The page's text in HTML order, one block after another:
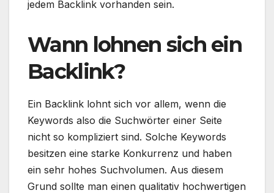
jedem Backlink vorhanden sein.
Wann lohnen sich ein
Backlink?
Ein Backlink lohnt sich vor allem, wenn die
Keywords also die Suchwörter einer Seite
nicht so kompliziert sind. Solche Keywords
besitzen eine starke Konkurrenz und haben
ein sehr hohes Suchvolumen. Aus diesem
Grund sollte man einen qualitativ hochwertigen